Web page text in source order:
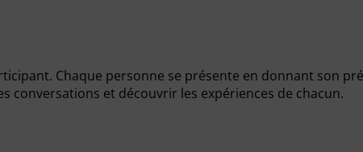
Chaque personne se présente en donnant son
conversations et découvrir les expériences de chacun.